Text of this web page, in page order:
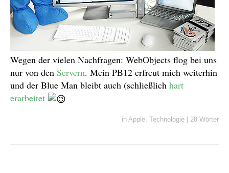
Wegen der vielen Nachfragen: WebObjects flog bei uns
nur von den Servern. Mein PB12 erfreut mich weiterhin
und der Blue Man bleibt auch (schließlich hart
erarbeitet
in Apple Technologie 28 Wörter